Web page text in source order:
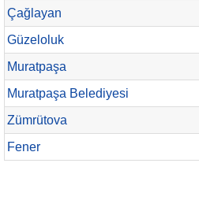
Çağlayan
Güzeloluk
Muratpaşa
Muratpaşa Belediyesi
Zümrütova
Fener